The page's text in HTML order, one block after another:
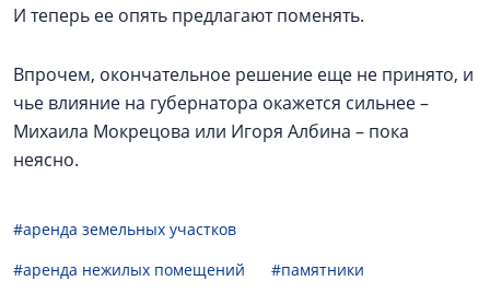
И теперь ее опять предлагают поменять.
Впрочем, окончательное решение еще не принято, и
чье влияние на губернатора окажется сильнее –
Михаила Мокрецова или Игоря Албина – пока
неясно.
#аренда земельных участков
#аренда нежилых помещений
#памятники